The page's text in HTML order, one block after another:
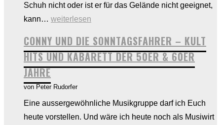
Woche
voller
Schuh nicht oder ist er für das Gelände nicht geeignet,
kann… Passt
passt
nicht!
zur
richtigen
Entscheidung
weiterlesen
CONNY UND DIE SONNTAGSFAHRER – KULT
HITS UND KABARETT DER 50ER & 60ER
JAHRE
von Peter Rudorfer
Eine aussergewöhnliche Musikgruppe darf ich Euch
heute vorstellen. Und wäre ich heute noch als Musiwirt